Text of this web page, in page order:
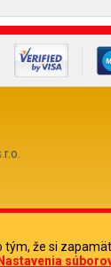
že si